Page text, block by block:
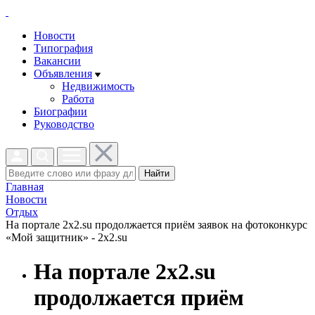
Новости
Типография
Вакансии
Объявления
Недвижимость
Работа
Биографии
Руководство
Найти
Главная
Новости
Отдых
На портале 2х2.su продолжается приём заявок на фотоконкурс
«Мой защитник» - 2x2.su
На портале 2х2.su
продолжается приём